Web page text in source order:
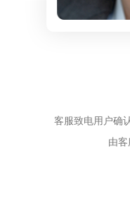
客服致电用户确
由